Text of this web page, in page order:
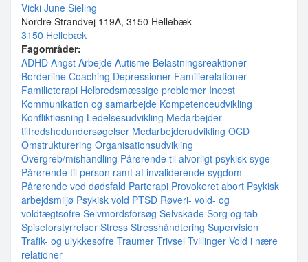
Vicki June Sieling
Nordre Strandvej 119A, 3150 Hellebæk
3150 Hellebæk
Fagområder:
ADHD Angst Arbejde Autisme Belastningsreaktioner
Borderline Coaching Depressioner Familierelationer
Familieterapi Helbredsmæssige problemer Incest
Kommunikation og samarbejde Kompetenceudvikling
Konfliktløsning Ledelsesudvikling Medarbejder-
tilfredshedundersøgelser Medarbejderudvikling OCD
Omstrukturering Organisationsudvikling
Overgreb/mishandling Pårørende til alvorligt psykisk syge
Pårørende til person ramt af invaliderende sygdom
Pårørende ved dødsfald Parterapi Provokeret abort Psykisk
arbejdsmiljø Psykisk vold PTSD Røveri- vold- og
voldtægtsofre Selvmordsforsøg Selvskade Sorg og tab
Spiseforstyrrelser Stress Stresshåndtering Supervision
Trafik- og ulykkesofre Traumer Trivsel Tvillinger Vold i nære
relationer